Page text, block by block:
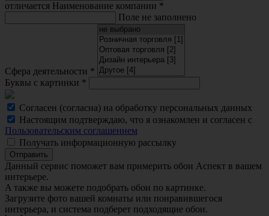
отличается Наименование компании *
Поле не заполнено
Сфера деятельности *
Буквы с картинки *
Согласен (согласна) на обработку персональных данных
Настоящим подтверждаю, что я ознакомлен и согласен с
Пользовательским соглашением
Получать информационную рассылку
Отправить
Данный сервис поможет вам примерить обои Аспект в вашем
интерьере.
A также вы можете подобрать обои по картинке.
Загрузите фото вашей комнаты или понравившегося
интерьера, и система подберет подходящие обои.